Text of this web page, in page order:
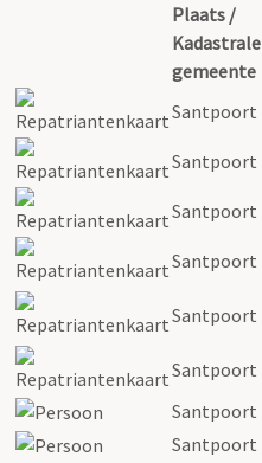
Plaats /
Kadastrale
gemeente
Santpoort
Santpoort
Santpoort
Santpoort
Santpoort
Santpoort
Santpoort
Santpoort